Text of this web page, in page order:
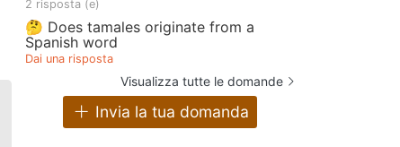
2 risposta (e)
🤔 Does tamales originate from a
Spanish word
Dai una risposta
Visualizza tutte le domande
Invia la tua domanda